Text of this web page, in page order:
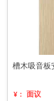
槽木吸音板
¥： 面议